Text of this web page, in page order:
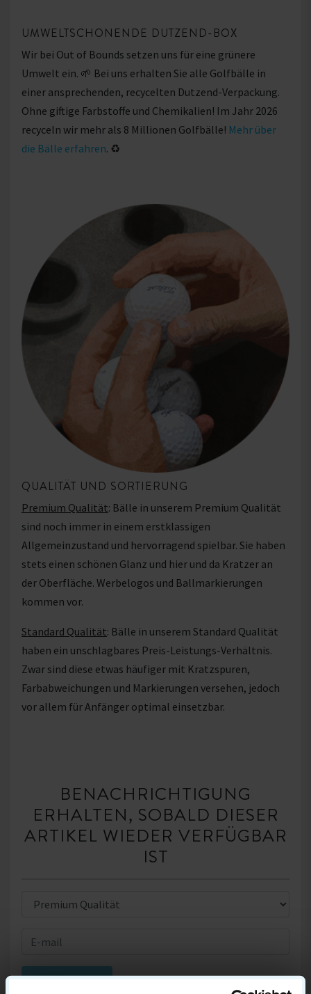
UMWELTSCHONENDE DUTZEND-BOX
Wir bei Out of Bounds setzen uns für eine grünere
Umwelt ein. 🌱 Bei uns erhalten Sie alle Golfbälle in
einer ansprechenden, recycelten Dutzend-Verpackung.
Ohne giftige Farbstoffe und Chemikalien! Im Jahr 2026
recyceln wir mehr als 8 Millionen Golfbälle! Mehr über
die Bälle erfahren. ♻
QUALITÄT UND SORTIERUNG
Premium Qualität: Bälle in unserem Premium Qualität
sind noch immer in einem erstklassigen
Allgemeinzustand und hervorragend spielbar. Sie haben
stets einen schönen Glanz und hier und da Kratzer an
der Oberfläche. Werbelogos und Ballmarkierungen
kommen vor.
Standard Qualität: Bälle in unserem Standard Qualität
haben ein unschlagbares Preis-Leistungs-Verhältnis.
Zwar sind diese etwas häufiger mit Kratzspuren,
Farbabweichungen und Markierungen versehen, jedoch
vor allem für Anfänger optimal einsetzbar.
BENACHRICHTIGUNG
ERHALTEN, SOBALD DIESER
ARTIKEL WIEDER VERFÜGBAR
IST